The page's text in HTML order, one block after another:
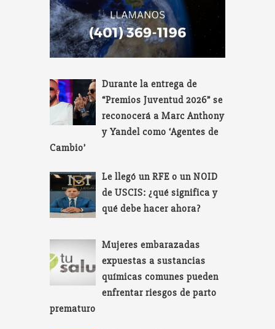
Durante la entrega de
“Premios Juventud 2026” se
reconocerá a Marc Anthony
y Yandel como ‘Agentes de
Cambio’
Le llegó un RFE o un NOID
de USCIS: ¿qué significa y
qué debe hacer ahora?
Mujeres embarazadas
expuestas a sustancias
químicas comunes pueden
enfrentar riesgos de parto
prematuro